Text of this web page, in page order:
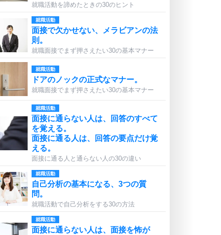
就職活動を諦めたときの30のヒント
就職活動
面接で欠かせない、メラビアンの法
則。
就職面接でまず押さえたい30の基本マナー
就職活動
ドアのノックの正式なマナー。
就職面接でまず押さえたい30の基本マナー
就職活動
面接に通らない人は、回答のすべて
を覚える。
面接に通る人は、回答の要点だけ覚
える。
面接に通る人と通らない人の30の違い
就職活動
自己分析の基本になる、3つの質
問。
就職活動で自己分析をする30の方法
就職活動
面接に通らない人は、面接を怖が